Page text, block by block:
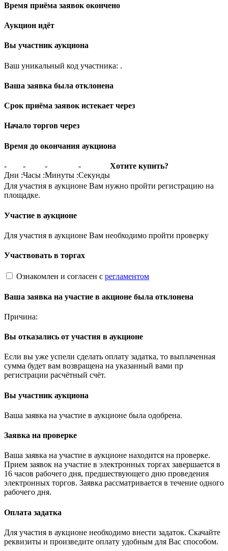
Время приёма заявок окончено
Аукцион идёт
Вы участник аукциона
Ваш уникальный код участника: .
Ваша заявка была отклонена
Срок приёма заявок истекает через
Начало торгов через
Время до окончания аукциона
-
Дни :
-
Часы :
-
Минуты :
-
Секунды
Хотите купить?
Для участия в аукционе Вам нужно пройти регистрацию на
площадке.
Участие в аукционе
Для участия в аукционе Вам необходимо пройти проверку
Участвовать в торгах
Ознакомлен и согласен с регламентом
Ваша заявка на участие в акционе была отклонена
Причина:
Вы отказались от участия в аукционе
Если вы уже успели сделать оплату задатка, то выплаченная
сумма будет вам возвращена на указанный вами пр
регистрации расчётный счёт.
Вы участник аукциона
Ваша заявка на участие в аукционе была одобрена.
Заявка на проверке
Ваша заявка на участие в аукционе находится на проверке.
Прием заявок на участие в электронных торгах завершается в
16 часов рабочего дня, предшествующего дню проведения
электронных торгов. Заявка рассматривается в течение одного
рабочего дня.
Оплата задатка
Для участия в аукционе необходимо внести задаток. Скачайте
реквизиты и произведите оплату удобным для Вас способом.